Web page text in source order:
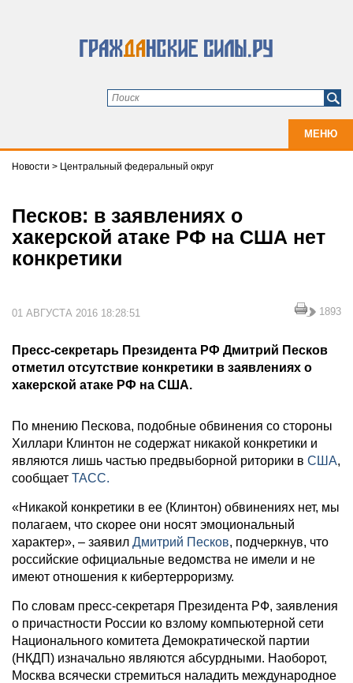
МЕНЮ
Новости > Центральный федеральный округ
Песков: в заявлениях о
хакерской атаке РФ на США нет
конкретики
01 АВГУСТА 2016 18:28:51 1893
Пресс-секретарь Президента РФ Дмитрий Песков
отметил отсутствие конкретики в заявлениях о
хакерской атаке РФ на США.
По мнению Пескова, подобные обвинения со стороны
Хиллари Клинтон не содержат никакой конкретики и
являются лишь частью предвыборной риторики в США,
сообщает ТАСС.
«Никакой конкретики в ее (Клинтон) обвинениях нет, мы
полагаем, что скорее они носят эмоциональный
характер», – заявил Дмитрий Песков, подчеркнув, что
российские официальные ведомства не имели и не
имеют отношения к кибертерроризму.
По словам пресс-секретаря Президента РФ, заявления
о причастности России ко взлому компьютерной сети
Национального комитета Демократической партии
(НКДП) изначально являются абсурдными. Наоборот,
Москва всячески стремиться наладить международное